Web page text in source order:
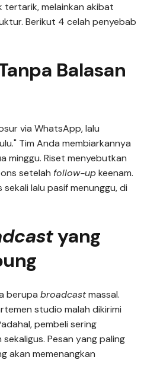
tertarik, melainkan akibat
Berikut 4 celah penyebab
Balasan
via WhatsApp, lalu
Tim Anda membiarkannya
minggu. Riset menyebutkan
setelah follow-upkeenam.
lalu pasif menunggu, di
yang
berupa broadcastmassal.
studio malah dikirimi
pembeli sering
Pesan yang paling
akan memenangkan